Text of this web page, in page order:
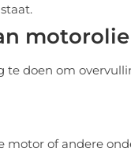
motorolie
doen om
of andere